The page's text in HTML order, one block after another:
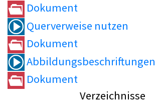
Dokument
Querverweise nutzen
Dokument
Abbildungsbeschriftungen
Dokument
Verzeichnisse